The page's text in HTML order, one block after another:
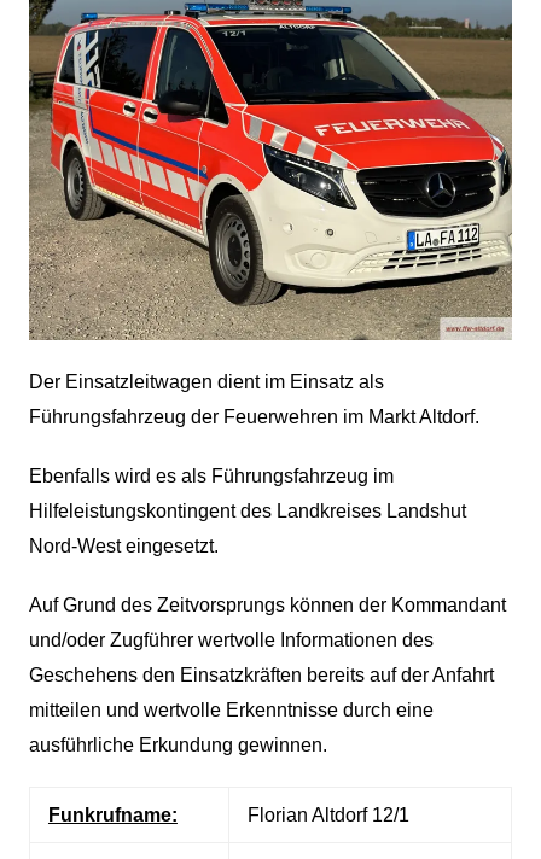
Der Einsatzleitwagen dient im Einsatz als
Führungsfahrzeug der Feuerwehren im Markt Altdorf.
Ebenfalls wird es als Führungsfahrzeug im
Hilfeleistungskontingent des Landkreises Landshut
Nord-West eingesetzt.
Auf Grund des Zeitvorsprungs können der Kommandant
und/oder Zugführer wertvolle Informationen des
Geschehens den Einsatzkräften bereits auf der Anfahrt
mitteilen und wertvolle Erkenntnisse durch eine
ausführliche Erkundung gewinnen.
Funkrufname: Florian Altdorf 12/1